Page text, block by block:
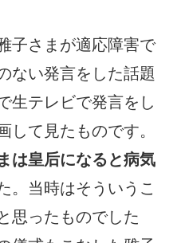
子さまが適応障害で
ない発言をした話題
生テレビで発言をし
して見たものです。
は皇后になると病気
。当時はそういうこ
思ったものでした